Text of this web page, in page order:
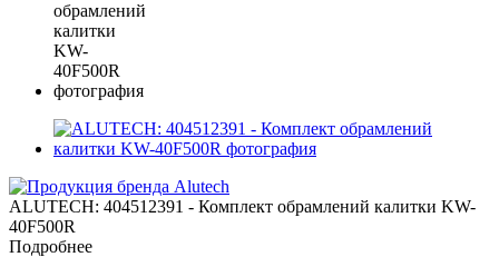
ALUTECH: 404512391 - Комплект обрамлений калитки KW-
40F500R
Подробнее